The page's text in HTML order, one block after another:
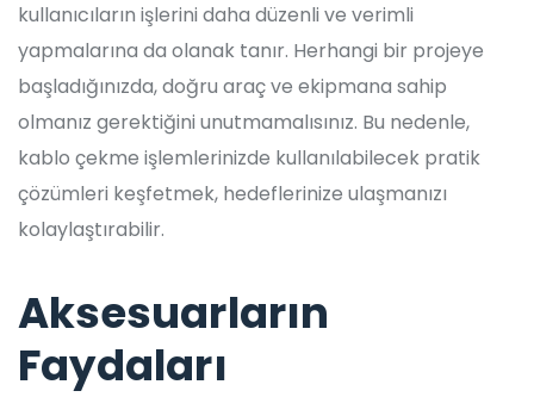
kullanıcıların işlerini daha düzenli ve verimli
yapmalarına da olanak tanır. Herhangi bir projeye
başladığınızda, doğru araç ve ekipmana sahip
olmanız gerektiğini unutmamalısınız. Bu nedenle,
kablo çekme işlemlerinizde kullanılabilecek pratik
çözümleri keşfetmek, hedeflerinize ulaşmanızı
kolaylaştırabilir.
Aksesuarların
Faydaları